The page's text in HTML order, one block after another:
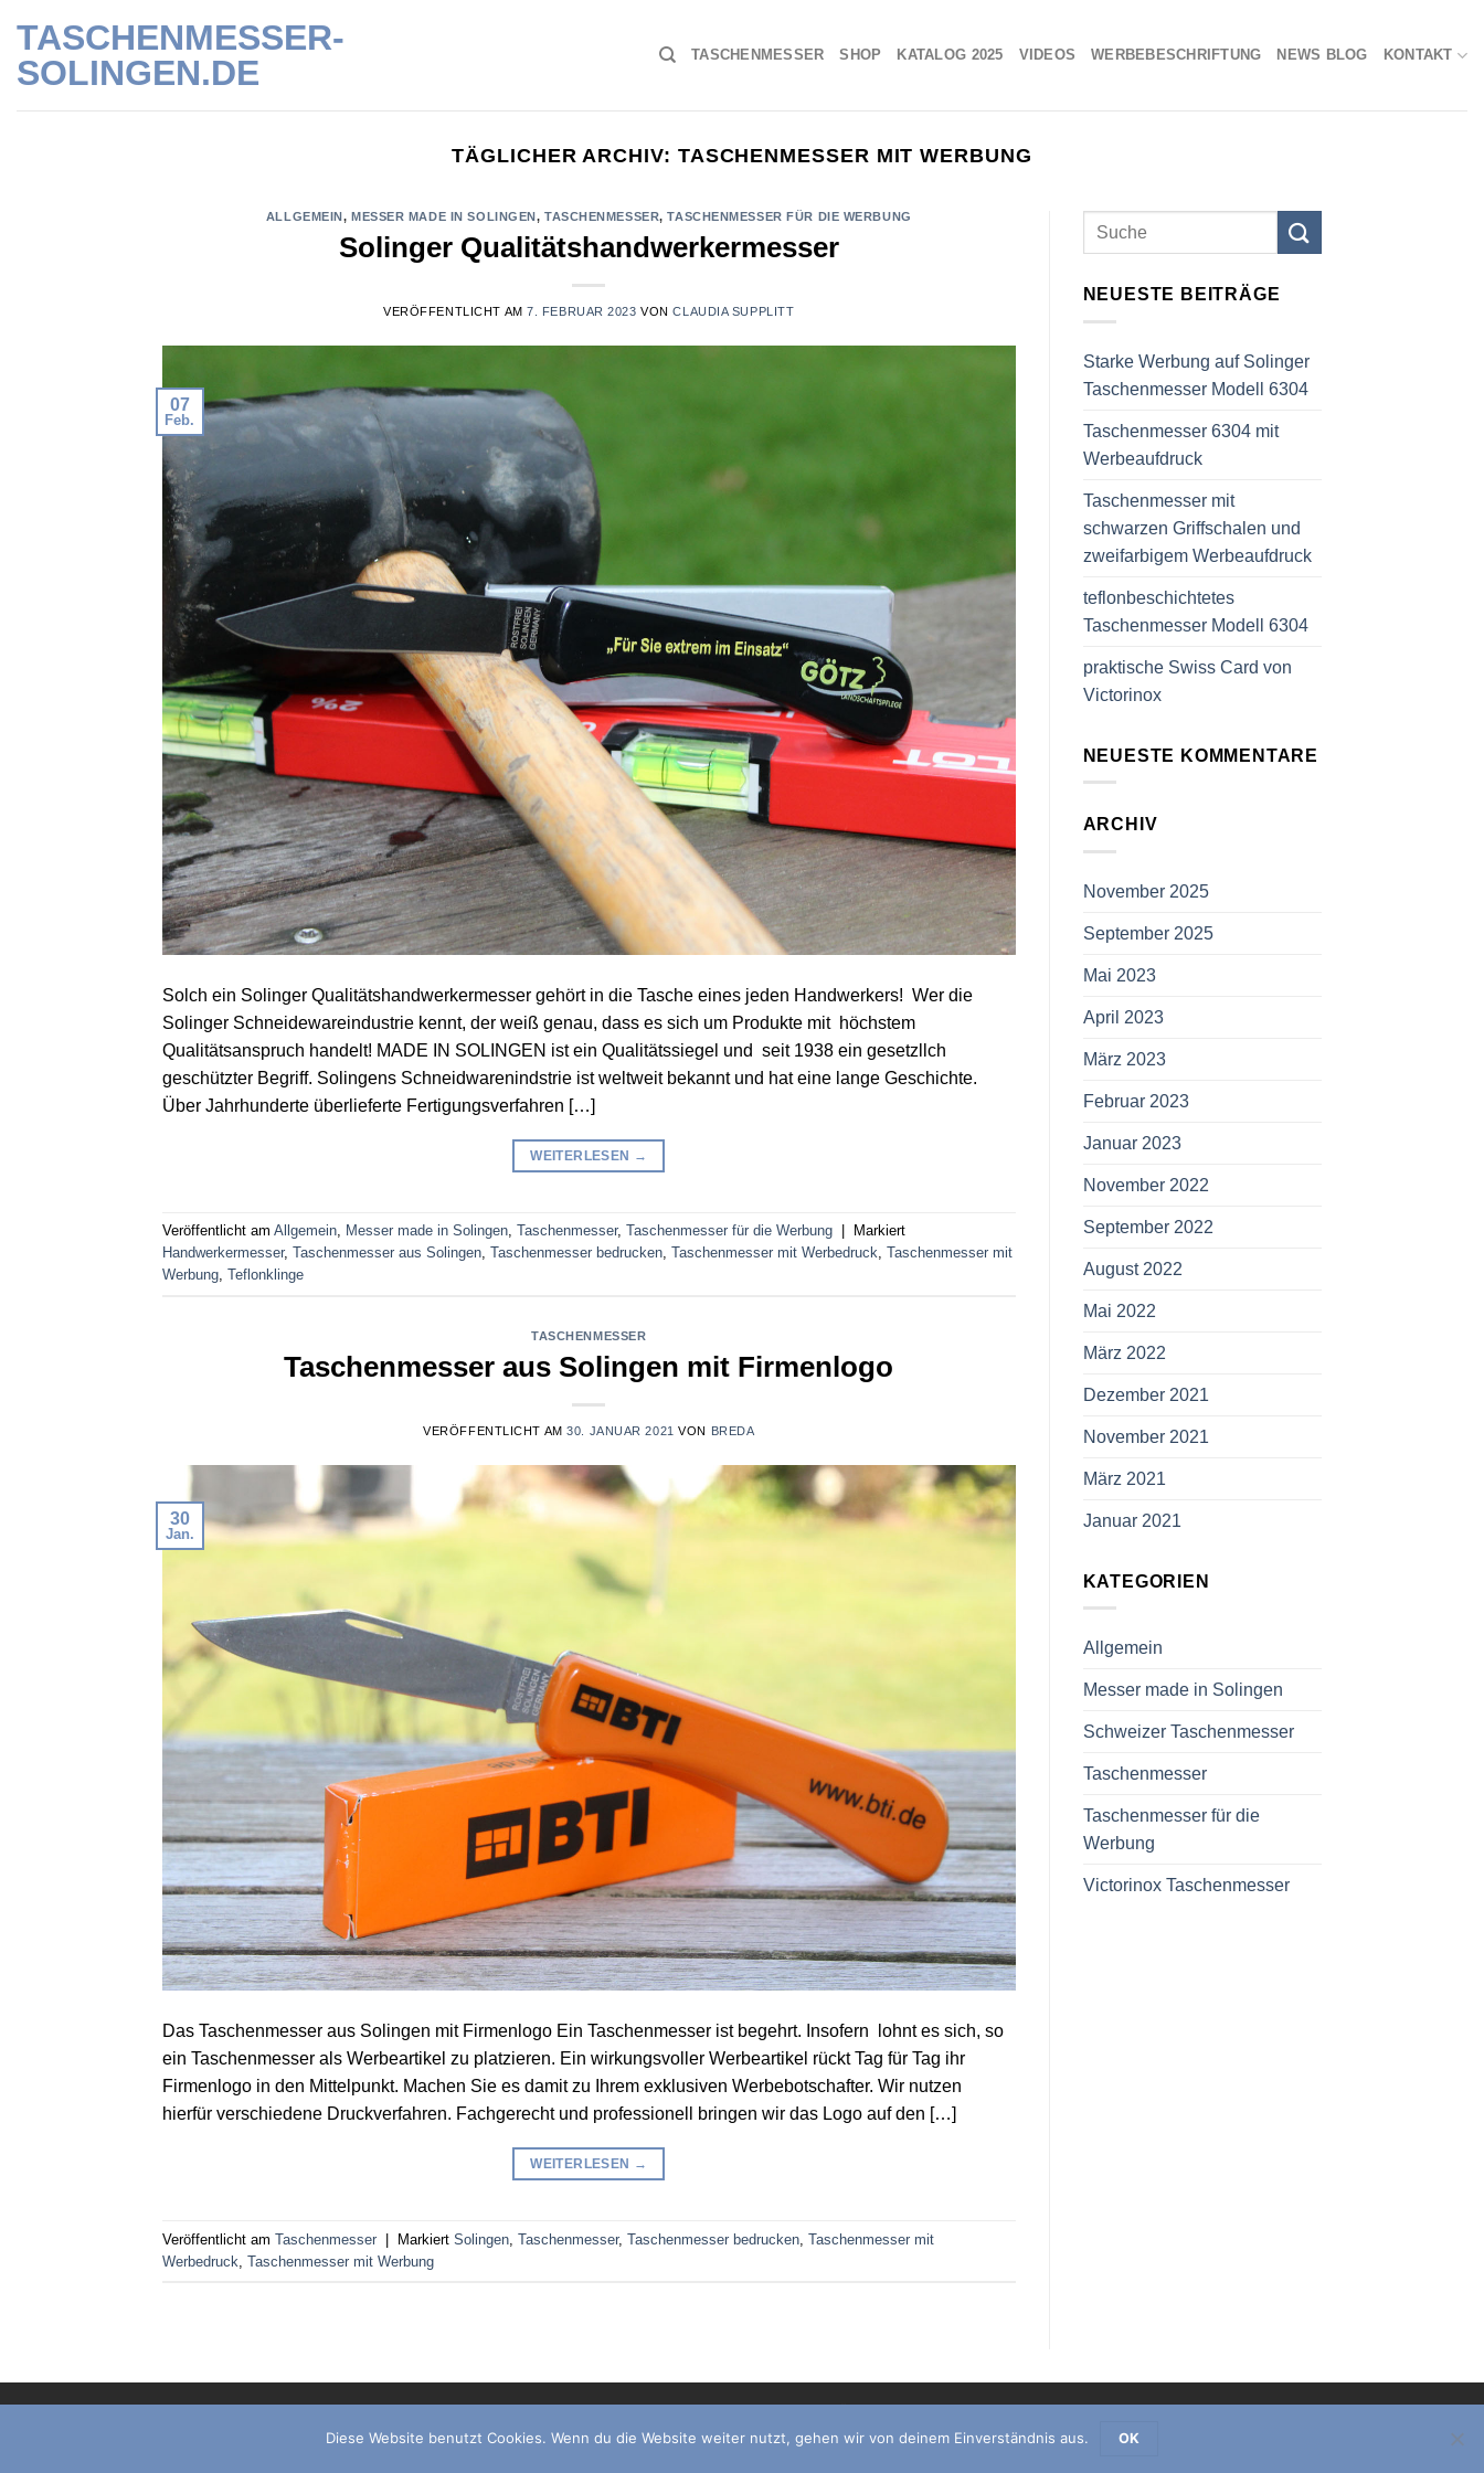
content
TASCHENMESSER-
SOLINGEN.DE
TASCHENMESSER SHOP KATALOG 2025 VIDEOS WERBEBESCHRIFTUNG NEWS BLOG KONTAKT
TÄGLICHER ARCHIV: TASCHENMESSER MIT WERBUNG
ALLGEMEIN, MESSER MADE IN SOLINGEN,TASCHENMESSER,TASCHENMESSER FÜR DIE WERBUNG
Solinger Qualitätshandwerkermesser
VERÖFFENTLICHT AM7. FEBRUAR 2023 VONCLAUDIA SUPPLITT
07
Feb.
Solch ein Solinger Qualitätshandwerkermesser gehört in die Tasche eines jeden Handwerkers! Wer die
Solinger Schneidewareindustrie kennt, der weiß genau, dass es sich um Produkte mit höchstem
Qualitätsanspruch handelt! MADE IN SOLINGEN ist ein Qualitätssiegel und seit 1938 ein gesetzllch
geschützter Begriff. Solingens Schneidwarenindstrie ist weltweit bekannt und hat eine lange Geschichte.
Über Jahrhunderte überlieferte Fertigungsverfahren […]
WEITERLESEN →
Veröffentlicht am Allgemein, Messer made in Solingen, Taschenmesser, Taschenmesser für die Werbung
Markiert
Handwerkermesser, Taschenmesser aus Solingen, Taschenmesser bedrucken, Taschenmesser mit Werbedruck, Taschenmesser mit
Werbung, Teflonklinge
TASCHENMESSER
Taschenmesser aus Solingen mit Firmenlogo
VERÖFFENTLICHT AM30. JANUAR 2021 VON BREDA
30
Jan.
Das Taschenmesser aus Solingen mit Firmenlogo Ein Taschenmesser ist begehrt. Insofern lohnt es sich, so
ein Taschenmesser als Werbeartikel zu platzieren. Ein wirkungsvoller Werbeartikel rückt Tag für Tag ihr
Firmenlogo in den Mittelpunkt. Machen Sie es damit zu Ihrem exklusiven Werbebotschafter. Wir nutzen
hierfür verschiedene Druckverfahren. Fachgerecht und professionell bringen wir das Logo auf den […]
WEITERLESEN →
Veröffentlicht am Taschenmesser Markiert Solingen Taschenmesser, Taschenmesser bedrucken Taschenmesser mit
Werbedruck Taschenmesser mit Werbung
NEUESTE BEITRÄGE
Starke Werbung auf Solinger
Taschenmesser Modell 6304
Taschenmesser 6304 mit
Werbeaufdruck
Taschenmesser mit
schwarzen Griffschalen und
zweifarbigem Werbeaufdruck
teflonbeschichtetes
Taschenmesser Modell 6304
praktische Swiss Card von
Victorinox
NEUESTE KOMMENTARE
ARCHIV
November 2025
September 2025
Mai 2023
April 2023
März 2023
Februar 2023
Januar 2023
November 2022
September 2022
August 2022
Mai 2022
März 2022
Dezember 2021
November 2021
März 2021
Januar 2021
KATEGORIEN
Allgemein
Messer made in Solingen
Schweizer Taschenmesser
Taschenmesser
Taschenmesser für die
Werbung
Victorinox Taschenmesser
Copyright 2026 ©Winserv Solingen GmbH
Diese Website benutzt Cookies. Wenn du die Website weiter nutzt, gehen wir von deinem Einverständnis aus. OK